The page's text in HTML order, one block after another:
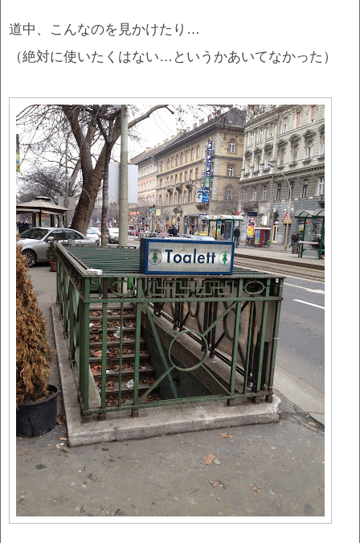
道中、こんなのを見かけたり…
（絶対に使いたくはない…というかあいてなかった）